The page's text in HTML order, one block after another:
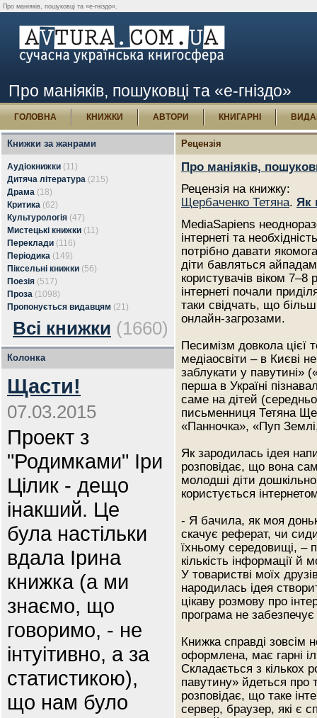
Про маніяків, пошуковці та «е-гніздо».
Про маніяків, пошуковці та «е-гніздо»
ГОЛОВНА КНИЖКИ АВТОРИ КНИГАРНІ
Книжки за жанрами
Аудіокнижки (11)
Дитяча література (215)
Драма (18)
Критика (62)
Культурологія (47)
Мистецькі книжки (11)
Переклади (116)
Періодика (149)
Піксельні книжки (56)
Поезія (517)
Проза (1098)
Пропонується видавцям (21)
Всі книжки (1660)
Колонка
Щасти!
07.03.2015
Проект з
"Родимками" Іри
Цілик - дещо
інакший. Це
була настільки
вдала Ірина
книжка (а ми
знаємо, що
говоримо, - не
інтуітивно, а за
статистикою),
що нам було
Рецензія
Про маніяків,
Рецензія на книжку:
Щербаченко Тетяна. Як
MediaSapiens
інтернеті та
потрібно давати
діти бавляться
користувачів віком 7–8
інтернеті почали
таки свідчать, що
онлайн-загрозами.
Песимізм довкола цієї
медіаосвіти – в Києві
заблукати у павутині»
перша в Україні
саме на дітей
письменниця Тетяна
«Панночка», «Пуп
Як зародилась ідея
розповідає, що вона
молодші діти
користується
- Я бачила, як моя
скачує реферат, чи
їхньому середовищі, –
кількість інформації
У товаристві моїх
народилась ідея
цікаву розмову про
програма не
Книжка справді зовсім
оформлена, має гарні
Складається з кількох
павутину» йдеться про
розповідає, що таке
сервер, браузер, які є